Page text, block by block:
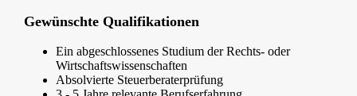
Gewünschte Qualifikationen
Ein abgeschlossenes Studium der Rechts- oder
Wirtschaftswissenschaften
Absolvierte Steuerberaterprüfung